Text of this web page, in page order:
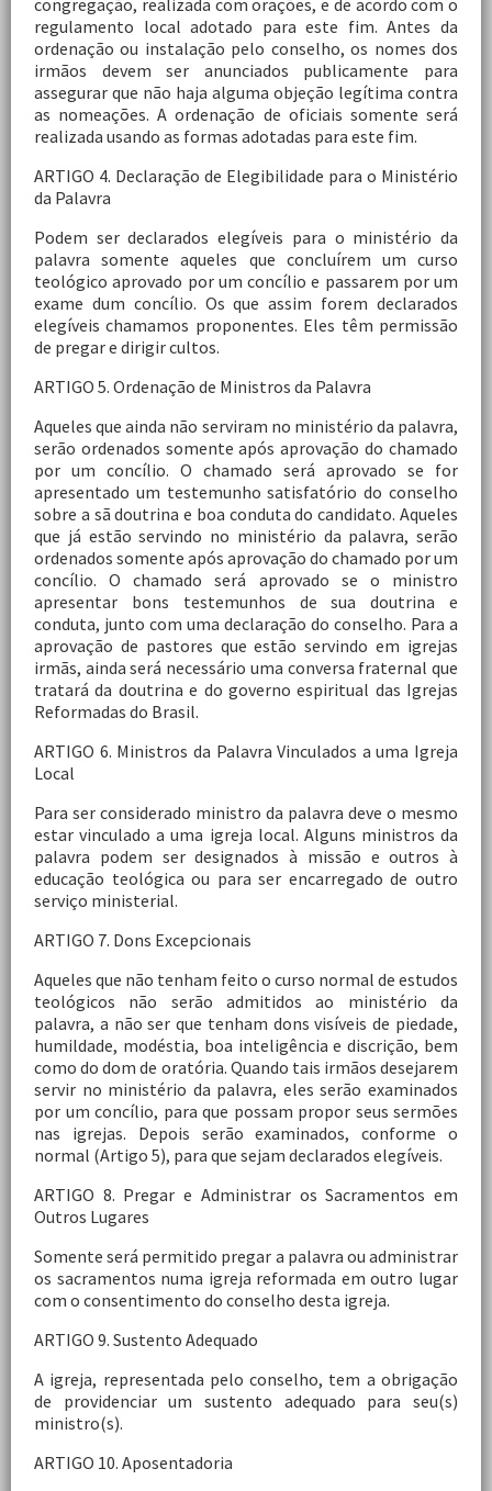
congregação, realizada com orações, e de acordo com o
regulamento local adotado para este fim. Antes da
ordenação ou instalação pelo conselho, os nomes dos
irmãos devem ser anunciados publicamente para
assegurar que não haja alguma objeção legítima contra
as nomeações. A ordenação de oficiais somente será
realizada usando as formas adotadas para este fim.
ARTIGO 4. Declaração de Elegibilidade para o Ministério
da Palavra
Podem ser declarados elegíveis para o ministério da
palavra somente aqueles que concluírem um curso
teológico aprovado por um concílio e passarem por um
exame dum concílio. Os que assim forem declarados
elegíveis chamamos proponentes. Eles têm permissão
de pregar e dirigir cultos.
ARTIGO 5. Ordenação de Ministros da Palavra
Aqueles que ainda não serviram no ministério da palavra,
serão ordenados somente após aprovação do chamado
por um concílio. O chamado será aprovado se for
apresentado um testemunho satisfatório do conselho
sobre a sã doutrina e boa conduta do candidato. Aqueles
que já estão servindo no ministério da palavra, serão
ordenados somente após aprovação do chamado por um
concílio. O chamado será aprovado se o ministro
apresentar bons testemunhos de sua doutrina e
conduta, junto com uma declaração do conselho. Para a
aprovação de pastores que estão servindo em igrejas
irmãs, ainda será necessário uma conversa fraternal que
tratará da doutrina e do governo espiritual das Igrejas
Reformadas do Brasil.
ARTIGO 6. Ministros da Palavra Vinculados a uma Igreja
Local
Para ser considerado ministro da palavra deve o mesmo
estar vinculado a uma igreja local. Alguns ministros da
palavra podem ser designados à missão e outros à
educação teológica ou para ser encarregado de outro
serviço ministerial.
ARTIGO 7. Dons Excepcionais
Aqueles que não tenham feito o curso normal de estudos
teológicos não serão admitidos ao ministério da
palavra, a não ser que tenham dons visíveis de piedade,
humildade, modéstia, boa inteligência e discrição, bem
como do dom de oratória. Quando tais irmãos desejarem
servir no ministério da palavra, eles serão examinados
por um concílio, para que possam propor seus sermões
nas igrejas. Depois serão examinados, conforme o
normal (Artigo 5), para que sejam declarados elegíveis.
ARTIGO 8. Pregar e Administrar os Sacramentos em
Outros Lugares
Somente será permitido pregar a palavra ou administrar
os sacramentos numa igreja reformada em outro lugar
com o consentimento do conselho desta igreja.
ARTIGO 9. Sustento Adequado
A igreja, representada pelo conselho, tem a obrigação
de providenciar um sustento adequado para seu(s)
ministro(s).
ARTIGO 10. Aposentadoria